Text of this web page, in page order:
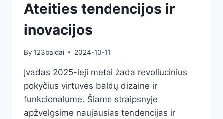
Ateities tendencijos ir
inovacijos
By 123baldai 2024-10-11
Įvadas 2025-ieji metai žada revoliucinius
pokyčius virtuvės baldų dizaine ir
funkcionalume. Šiame straipsnyje
apžvelgsime naujausias tendencijas ir